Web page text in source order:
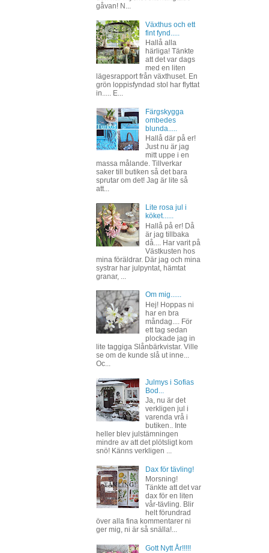
gåvan! N...
Växthus och ett
fint fynd.....
Hallå alla
härliga! Tänkte
att det var dags
med en liten
lägesrapport från växthuset. En
grön loppisfyndad stol har flyttat
in..... E...
Färgskygga
ombedes
blunda.....
Hallå där på er!
Just nu är jag
mitt uppe i en
massa målande. Tillverkar
saker till butiken så det bara
sprutar om det! Jag är lite så
att...
Lite rosa jul i
köket......
Hallå på er! Då
är jag tillbaka
då.... Har varit på
Västkusten hos
mina föräldrar. Där jag och mina
systrar har julpyntat, hämtat
granar, ...
Om mig......
Hej! Hoppas ni
har en bra
måndag.... För
ett tag sedan
plockade jag in
lite taggiga Slånbärkvistar. Ville
se om de kunde slå ut inne...
Oc...
Julmys i Sofias
Bod...
Ja, nu är det
verkligen jul i
varenda vrå i
butiken.. Inte
heller blev julstämningen
mindre av att det plötsligt kom
snö! Känns verkligen ...
Dax för tävling!
Morsning!
Tänkte att det var
dax för en liten
vår-tävling. Blir
helt förundrad
över alla fina kommentarer ni
ger mig, ni är så snälla!...
Gott Nytt År!!!!!